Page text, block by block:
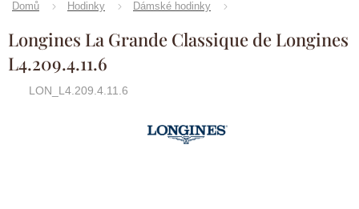
Domů Hodinky Dámské hodinky
Longines La Grande Classique de Longines
L4.209.4.11.6
LON_L4.209.4.11.6
Značka:Longines